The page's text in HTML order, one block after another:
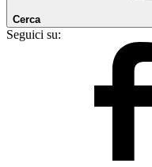
Cerca
Seguici su: